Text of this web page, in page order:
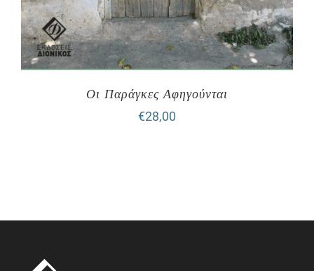
Οι Παράγκες Αφηγούνται
€28,00